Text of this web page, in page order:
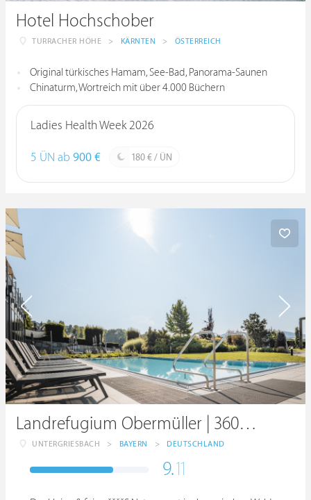
Hotel Hochschober
TURRACHER HÖHE > KÄRNTEN > ÖSTERREICH
Original türkisches Hamam, See-Bad, Panorama-Saunen
Chinaturm, Wortreich mit über 4.000 Büchern
Ladies Health Week 2026
5 ÜN ab 900 € 180 € / ÜN
Landrefugium Obermüller | 360 ° Glück | 4,5 Sterne
UNTERGRIESBACH > BAYERN > DEUTSCHLAND
9.11